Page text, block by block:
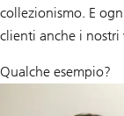
collezionismo. E
clienti anche i nostri
Qualche esempio?